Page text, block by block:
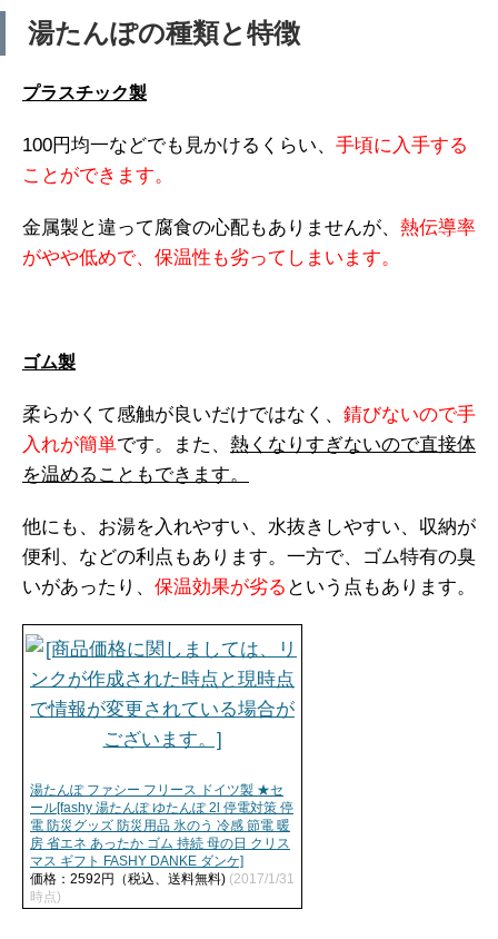
湯たんぽの種類と特徴
プラスチック製
100円均一などでも見かけるくらい、 手頃に入手する
ことができます。
金属製と違って腐食の心配もありませんが、 熱伝導率
がやや低めで、保温性も劣ってしまいます。
ゴム製
柔らかくて感触が良いだけではなく、 錆びないので手
入れが簡単です。また、 熱くなりすぎないので直接体
を温めることもできます。
他にも、お湯を入れやすい、水抜きしやすい、収納が
便利、などの利点もあります。一方で、ゴム特有の臭
いがあったり、 保温効果が劣る という点もあります。
湯たんぽ ファシー フリース ドイツ製 ★セ
ール[fashy 湯たんぽ ゆたんぽ 2l 停電対策 停
電 防災グッズ 防災用品 氷のう 冷感 節電 暖
房 省エネ あったか ゴム 持続 母の日 クリス
マス ギフト FASHY DANKE ダンケ]
価格：2592円（税込、送料無料) (2017/1/31
時点)